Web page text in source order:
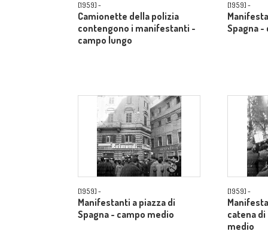
[1959] -
Camionette della polizia
contengono i manifestanti -
campo lungo
[1959] -
Spagna -
[1959] -
Manifestanti a piazza di
Spagna - campo medio
[1959] -
catena
medio